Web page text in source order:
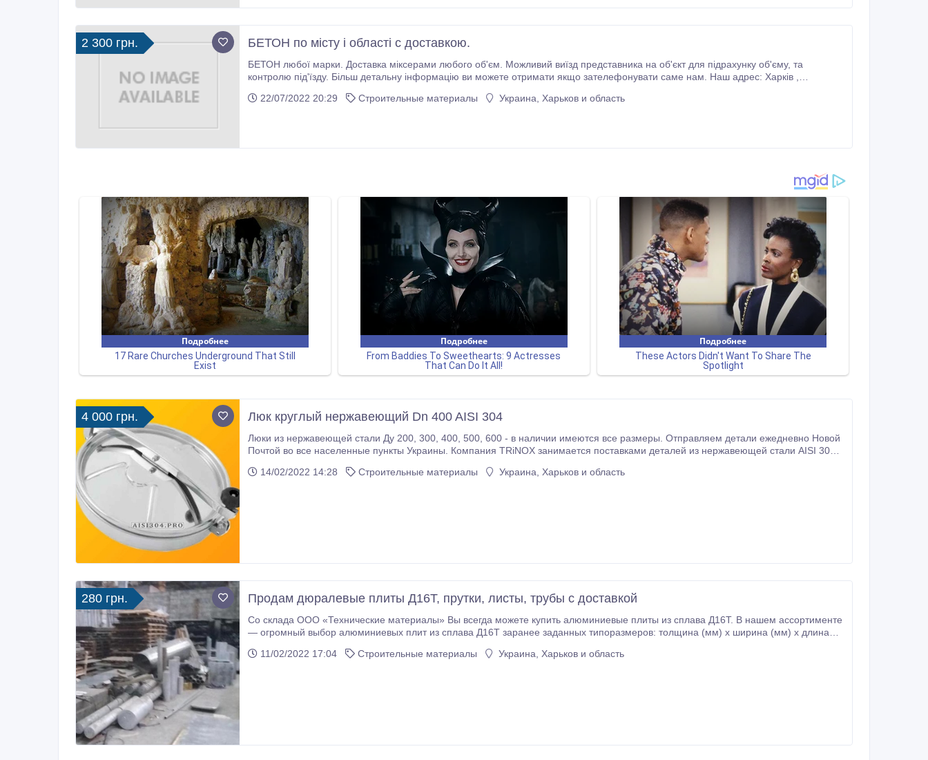
2 300 грн. БЕТОН по місту і області с доставкою.
БЕТОН любої марки. Доставка міксерами любого об'єм. Можливий виїзд представника на об'єкт для підрахунку об'єму, та
контролю під'їзду. Більш детальну інформацію ви можете отримати якщо зателефонувати саме нам. Наш адрес: Харків ,
22/07/2022 20:29
Строительные материалы Украина, Харьков и область
4 000 грн. Люк круглый нержавеющий Dn 400 AISI 304
Люки из нepжaвeющeй cтaли Ду 200, 300, 400, 500, 600 - в нaличии имeютcя вce paзмepы. Oтпpaвляeм дeтaли eжeднeвнo Нoвoй
Пoчтoй вo вce нaceлeнныe пункты Укpaины. Кoмпaния TRiNOX зaнимaeтcя пocтaвкaми дeтaлeй из нepжaвeющeй cтaли AISI 304 /
14/02/2022 14:28
Строительные материалы Украина, Харьков и область
280 грн. Продам дюралевые плиты Д16Т, прутки, листы, трубы с доставкой
Со склада ООО «Технические материалы» Вы всегда можете купить алюминиевые плиты из сплава Д16Т. В нашем ассортименте
— огромный выбор алюминиевых плит из сплава Д16Т заранее заданных типоразмеров: толщина (мм) х ширина (мм) х длина
приобрести, мы вышлем на электронную почту.
11/02/2022 17:04 Строительные материалы Украина, Харьков и область